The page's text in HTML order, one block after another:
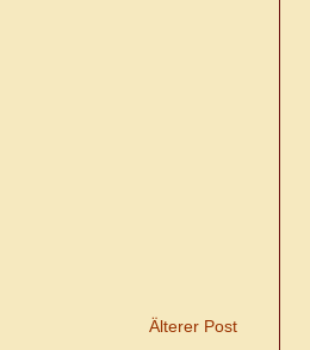
Älterer Post